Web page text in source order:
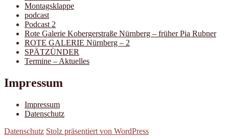
Montagsklappe
podcast
Podcast 2
Rote Galerie Kobergerstraße Nürnberg – früher Pia Rubner
ROTE GALERIE Nürnberg – 2
SPÄTZÜNDER
Termine – Aktuelles
Impressum
Impressum
Datenschutz
Datenschutz Stolz präsentiert von WordPress